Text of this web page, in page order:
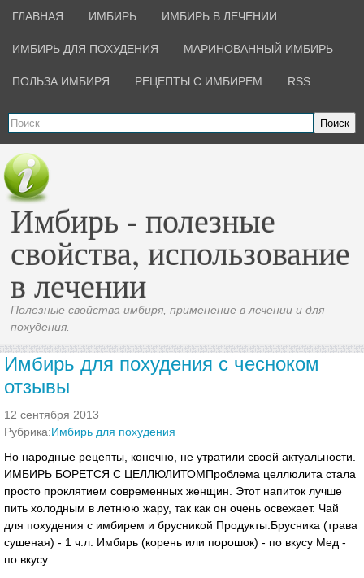
ГЛАВНАЯ ИМБИРЬ ИМБИРЬ В ЛЕЧЕНИИ
ИМБИРЬ ДЛЯ ПОХУДЕНИЯ МАРИНОВАННЫЙ ИМБИРЬ
ПОЛЬЗА ИМБИРЯ РЕЦЕПТЫ С ИМБИРЕМ RSS
Поиск
Имбирь - полезные
свойства, использование
в лечении
Полезные свойства имбиря, применение в лечении и для
похудения.
Имбирь для похудения с чесноком
отзывы
12 сентября 2013
Рубрика:Имбирь для похудения
Но народные рецепты, конечно, не утратили своей актуальности.
ИМБИРЬ БОРЕТСЯ С ЦЕЛЛЮЛИТОМПроблема целлюлита стала
просто проклятием современных женщин. Этот напиток лучше
пить холодным в летнюю жару, так как он очень освежает. Чай
для похудения с имбирем и брусникой Продукты:Брусника (трава
сушеная) - 1 ч.л. Имбирь (корень или порошок) - по вкусу Мед -
по вкусу.